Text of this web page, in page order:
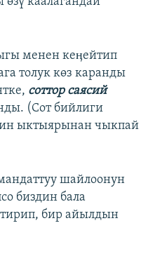
менен кеӊейтип
толук көз каранды
соттор саясий
(Сот бийлиги
ыктыярынан чыкпай
шайлоонун
биздин бала
бир айылдын